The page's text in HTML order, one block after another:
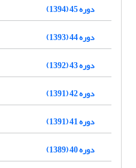
دوره 45 (1394)
دوره 44 (1393)
دوره 43 (1392)
دوره 42 (1391)
دوره 41 (1391)
دوره 40 (1389)